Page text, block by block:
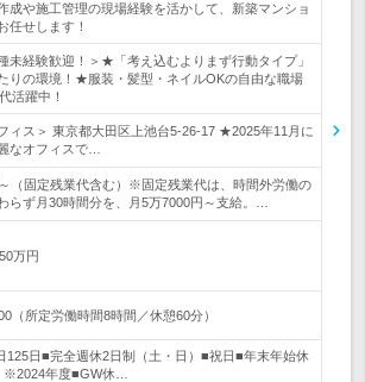
成や施工管理の現場経験を活かして、新築マンショ
任せします！
未経験歓迎！＞★「考え込むよりまず行動タイプ」
りの環境！★服装・髪型・ネイルOKの自由な職場
活躍中！
ィス＞ 東京都大田区上池台5-26-17 ★2025年11月に
なオフィスで…
（固定残業代含む）※固定残業代は、時間外労働の
らず月30時間分を、月5万7000円～支給。…
万円
（所定労働時間8時間／休憩60分）
日■完全週休2日制（土・日）■祝日■年末年始休
※2024年度■GW休…